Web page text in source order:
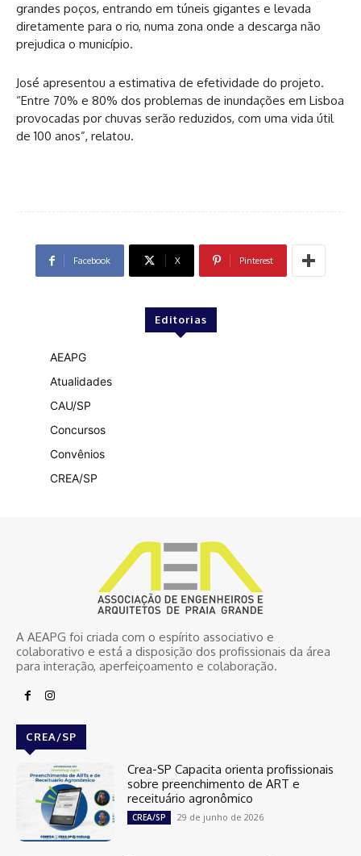
grandes poços, entrando em túneis gigantes e levada
diretamente para o rio, numa zona onde a descarga não
prejudica o município.
José apresentou a estimativa de efetividade do projeto.
“Entre 70% e 80% dos problemas de inundações em Lisboa
provocadas por chuvas serão reduzidos, com uma vida útil
de 100 anos”, relatou.
Facebook X Pinterest
Editorias
AEAPG
Atualidades
CAU/SP
Concursos
Convênios
CREA/SP
A AEAPG foi criada com o espírito associativo e
colaborativo e está a disposição dos profissionais da área
para interação, aperfeiçoamento e colaboração.
CREA/SP
Crea-SP Capacita orienta profissionais
sobre preenchimento de ART e
receituário agronômico
CREA/SP 29 de junho de 2026